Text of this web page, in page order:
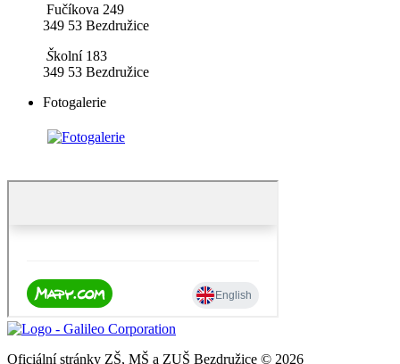
Fučíkova 249
349 53 Bezdružice
Školní 183
349 53 Bezdružice
Fotogalerie
Oficiální stránky ZŠ, MŠ a ZUŠ Bezdružice © 2026